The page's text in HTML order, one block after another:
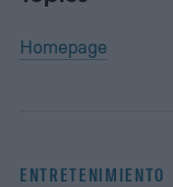
Homepage
ENTRETENIMIENTO